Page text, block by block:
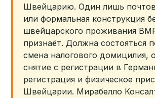
Швейцарию. Один лишь
или формальная конструкция
швейцарского проживания
признаёт. Должна состояться
смена налогового домицилия,
снятие с регистрации в
регистрация и физическое
Швейцарии. Мирабелло